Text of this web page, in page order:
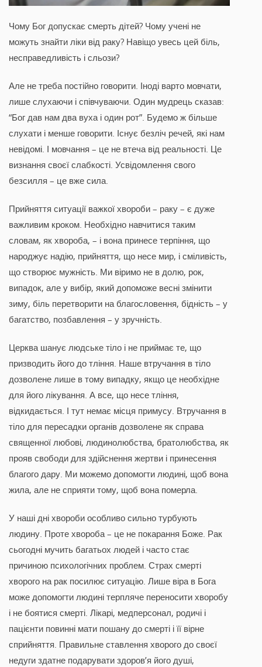
Чому Бог допускає смерть дітей? Чому учені не
можуть знайти ліки від раку? Навіщо увесь цей біль,
несправедливість і сльози?
Але не треба постійно говорити. Іноді варто мовчати,
лише слухаючи і співчуваючи. Один мудрець сказав:
“Бог дав нам два вуха і один рот”. Будемо ж більше
слухати і менше говорити. Існує безліч речей, які нам
невідомі. І мовчання – це не втеча від реальності. Це
визнання своєї слабкості. Усвідомлення свого
безсилля – це вже сила.
Прийняття ситуації важкої хвороби – раку – є дуже
важливим кроком. Необхідно навчитися таким
словам, як хвороба, – і вона принесе терпіння, що
народжує надію, прийняття, що несе мир, і сміливість,
що створює мужність. Ми віримо не в долю, рок,
випадок, але у вибір, який допоможе весні змінити
зиму, біль перетворити на благословення, бідність – у
багатство, позбавлення – у зручність.
Церква шанує людське тіло і не приймає те, що
призводить його до тління. Наше втручання в тіло
дозволене лише в тому випадку, якщо це необхідне
для його лікування. А все, що несе тління,
відкидається. І тут немає місця примусу. Втручання в
тіло для пересадки органів дозволене як справа
священної любові, людинолюбства, братолюбства, як
прояв свободи для здійснення жертви і принесення
благого дару. Ми можемо допомогти людині, щоб вона
жила, але не сприяти тому, щоб вона померла.
У наші дні хвороби особливо сильно турбують
людину. Проте хвороба – це не покарання Боже. Рак
сьогодні мучить багатьох людей і часто стає
причиною психологічних проблем. Страх смерті
хворого на рак посилює ситуацію. Лише віра в Бога
може допомогти людині терпляче переносити хворобу
і не боятися смерті. Лікарі, медперсонал, родичі і
пацієнти повинні мати пошану до смерті і її вірне
сприйняття. Правильне ставлення хворого до своєї
недуги здатне подарувати здоров’я його душі,